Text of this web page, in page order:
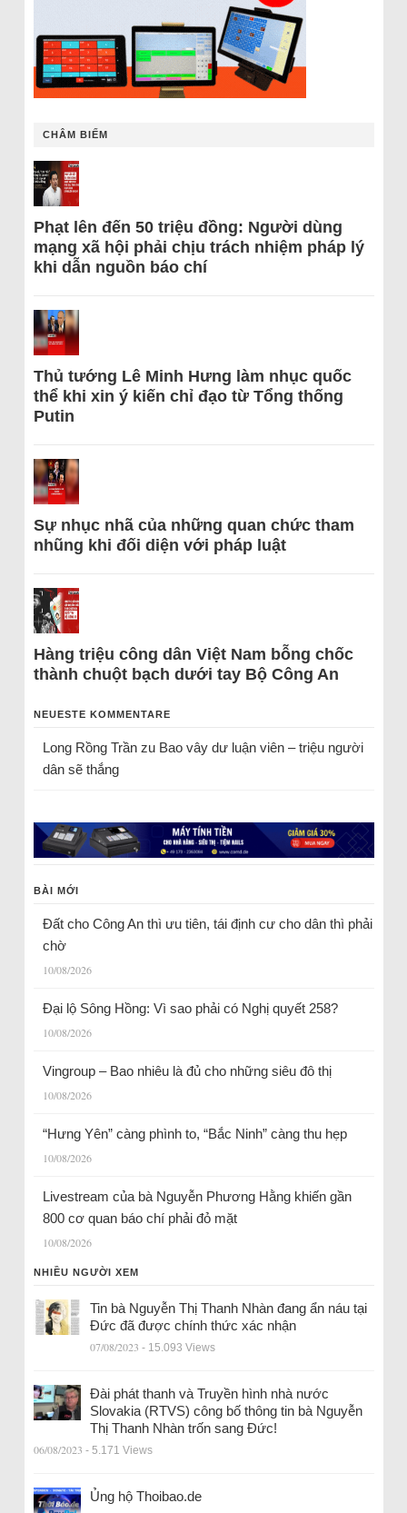
CHÂM BIẾM
Phạt lên đến 50 triệu đồng: Người dùng
mạng xã hội phải chịu trách nhiệm pháp lý
khi dẫn nguồn báo chí
Thủ tướng Lê Minh Hưng làm nhục quốc
thể khi xin ý kiến chỉ đạo từ Tổng thống
Putin
Sự nhục nhã của những quan chức tham
nhũng khi đối diện với pháp luật
Hàng triệu công dân Việt Nam bỗng chốc
thành chuột bạch dưới tay Bộ Công An
NEUESTE KOMMENTARE
Long Rồng Trầnzu Bao vây dư luận viên – triệu người
dân sẽ thắng
BÀI MỚI
Đất cho Công An thì ưu tiên, tái định cư cho dân thì phải
chờ
10/08/2026
Đại lộ Sông Hồng: Vì sao phải có Nghị quyết 258?
10/08/2026
Vingroup – Bao nhiêu là đủ cho những siêu đô thị
10/08/2026
“Hưng Yên” càng phình to, “Bắc Ninh” càng thu hẹp
10/08/2026
Livestream của bà Nguyễn Phương Hằng khiến gần
800 cơ quan báo chí phải đỏ mặt
10/08/2026
NHIỀU NGƯỜI XEM
Tin bà Nguyễn Thị Thanh Nhàn đang ẩn náu tại
Đức đã được chính thức xác nhận
07/08/2023 - 15.093 Views
Đài phát thanh và Truyền hình nhà nước
Slovakia (RTVS) công bố thông tin bà Nguyễn
Thị Thanh Nhàn trốn sang Đức!
06/08/2023 - 5.171 Views
Ủng hộ Thoibao.de